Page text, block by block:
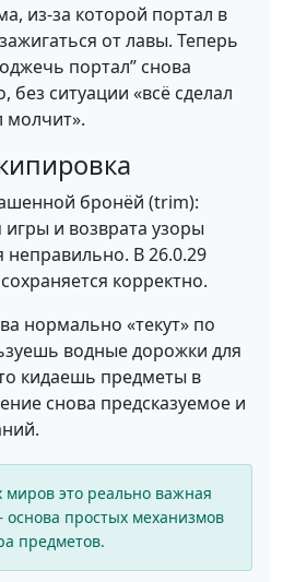
из-за которой портал в
от лавы. Теперь
портал” снова
без ситуации «всё сделал
молчит».
бронёй (trim):
и возврата узоры
В 26.0.29
корректно.
нормально «текут» по
водные дорожки для
кидаешь предметы в
снова предсказуемое и
это реально важная
простых механизмов
предметов.